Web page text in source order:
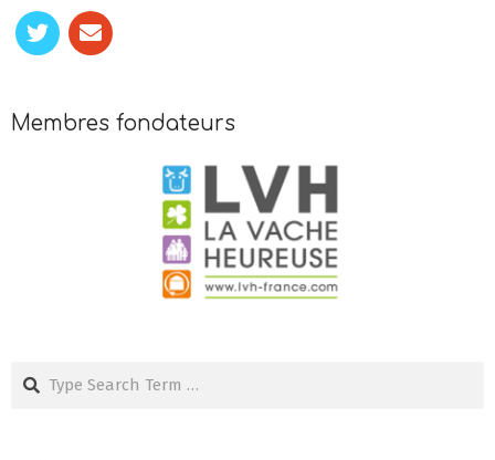
Membres fondateurs
Search